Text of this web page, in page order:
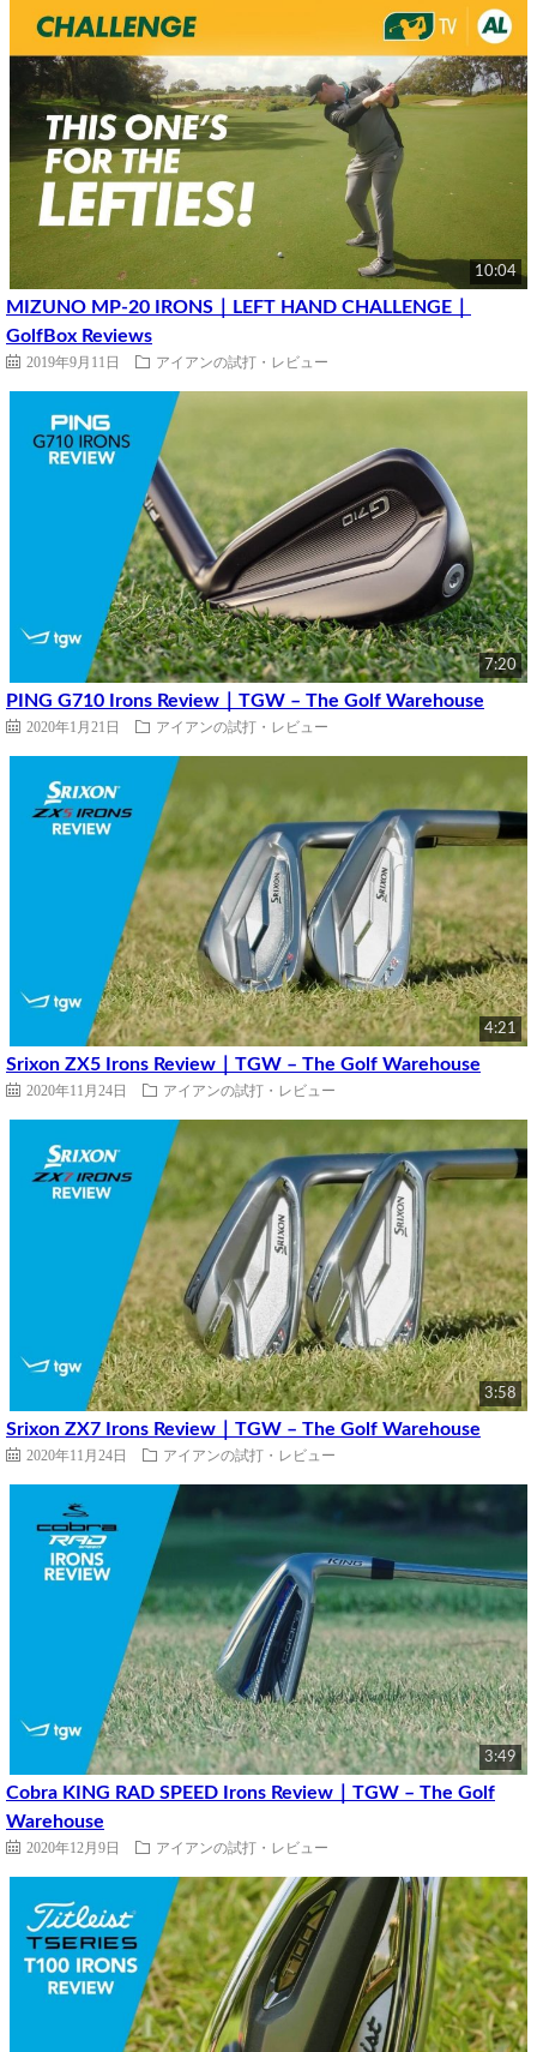
10:04
MIZUNO MP-20 IRONS｜LEFT HAND CHALLENGE｜
GolfBox Reviews
2019年9月11日 アイアンの試打・レビュー
7:20
PING G710 Irons Review｜TGW – The Golf Warehouse
2020年1月21日 アイアンの試打・レビュー
4:21
Srixon ZX5 Irons Review｜TGW – The Golf Warehouse
2020年11月24日 アイアンの試打・レビュー
3:58
Srixon ZX7 Irons Review｜TGW – The Golf Warehouse
2020年11月24日 アイアンの試打・レビュー
3:49
Cobra KING RAD SPEED Irons Review｜TGW – The Golf
Warehouse
2020年12月9日 アイアンの試打・レビュー